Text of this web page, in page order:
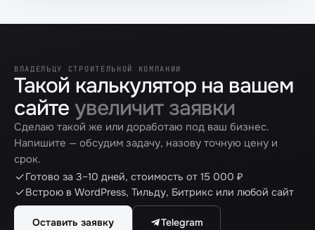
ВЛАДЕЛЬЦУ СТРОИТЕЛЬНОЙ КОМПАНИИ
Такой калькулятор на вашем
сайте увеличит заявки
Сделаю такой же или доработаю под ваш бизнес.
Напишите — обсудим задачу, назову точную цену и
срок.
Готово за 3–10 дней, стоимость от 15 000 ₽
Встрою в WordPress, Тильду, Битрикс или любой сайт
Оставить заявку Telegram